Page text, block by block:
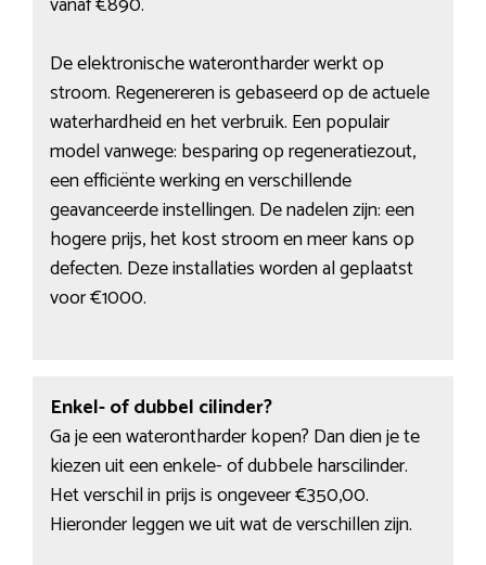
De elektronische waterontharder werkt op
stroom. Regenereren is gebaseerd op de actuele
waterhardheid en het verbruik. Een populair
model vanwege: besparing op regeneratiezout,
een efficiënte werking en verschillende
geavanceerde instellingen. De nadelen zijn: een
hogere prijs, het kost stroom en meer kans op
defecten. Deze installaties worden al geplaatst
voor €1000.
Enkel- of dubbel cilinder?
Ga je een waterontharder kopen? Dan dien je te
kiezen uit een enkele- of dubbele harscilinder.
Het verschil in prijs is ongeveer €350,00.
Hieronder leggen we uit wat de verschillen zijn.